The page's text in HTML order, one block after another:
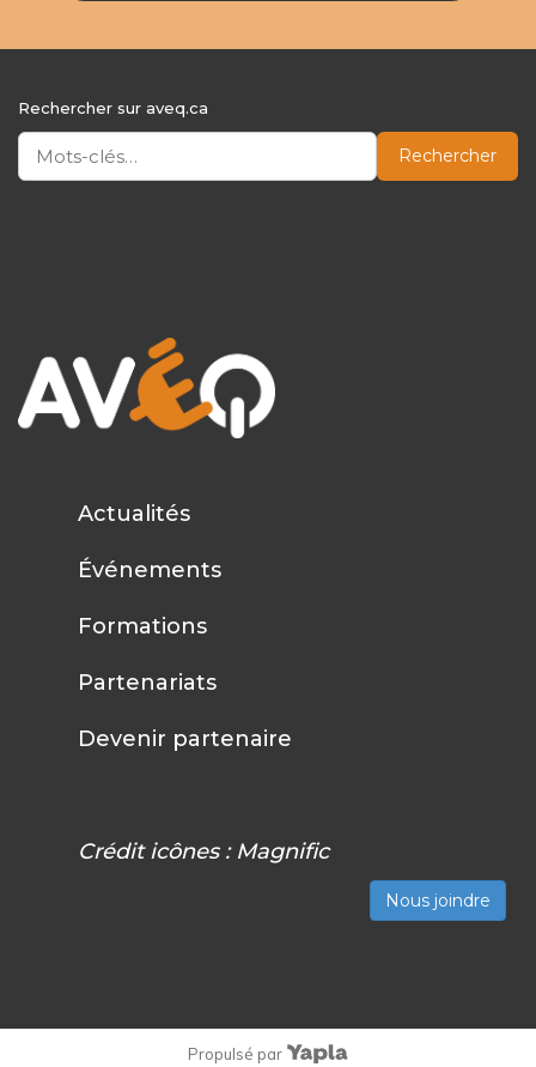
Rechercher sur aveq.ca
Rechercher
Actualités
Événements
Formations
Partenariats
Devenir partenaire
Crédit icônes : Magnific
Nous joindre
Propulsé par